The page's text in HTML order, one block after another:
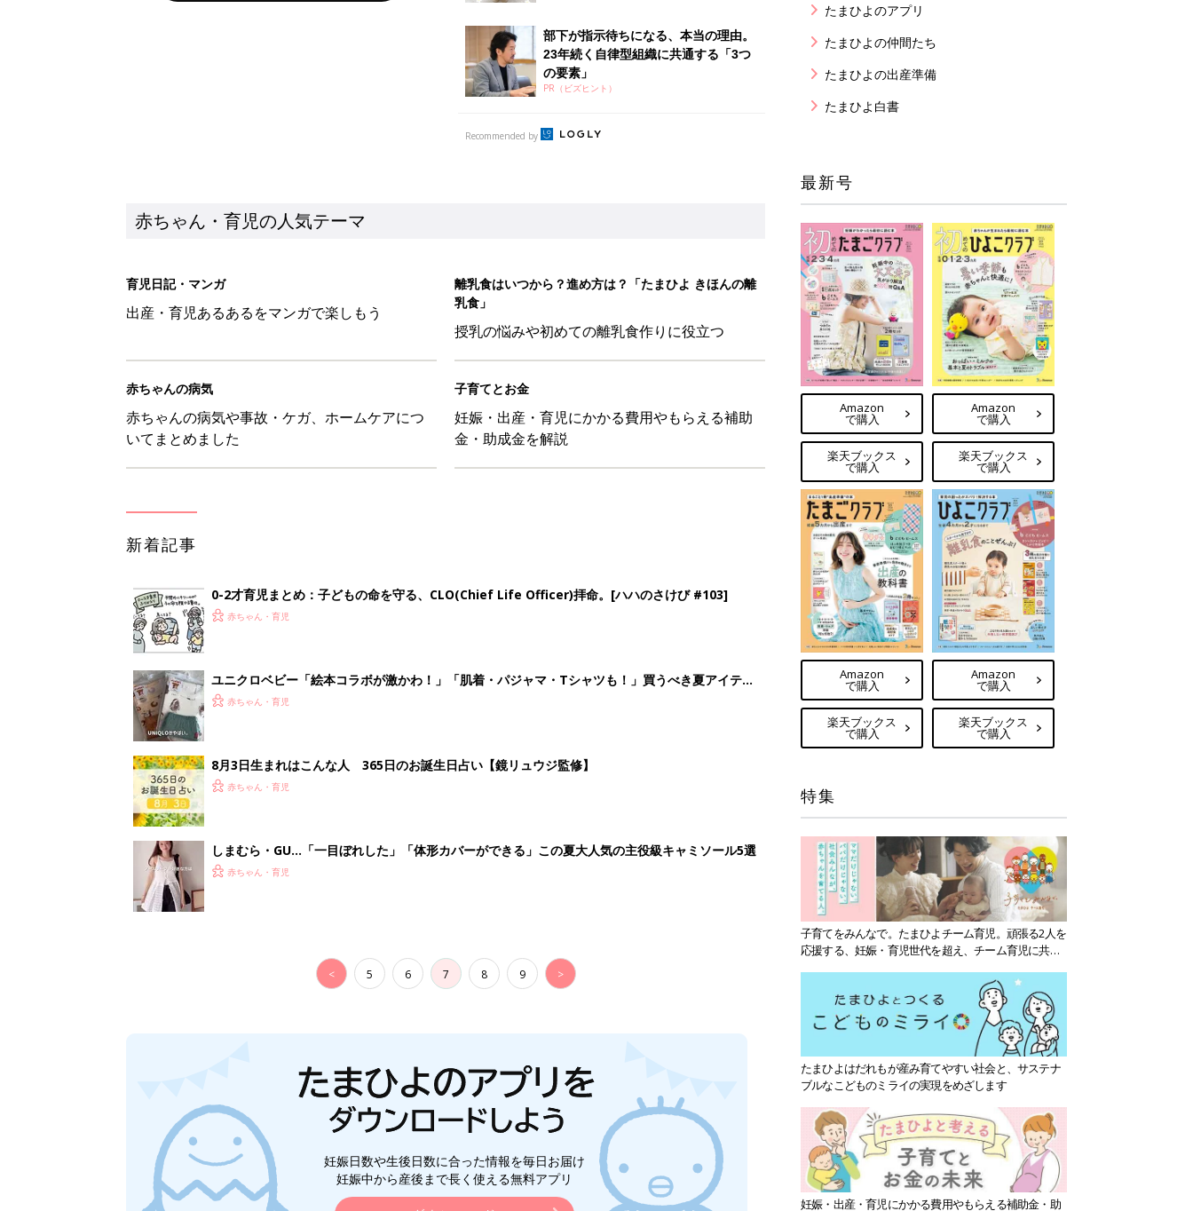
授乳の悩みや初めての離乳食作りに役立つ
子育てとお金
妊娠・出産・育児にかかる費用やもらえる補助
金・助成金を解説
0-2才育児まとめ：子どもの命を守る、CLO(Chief Life Officer)拝命。[ハハのさけび #103]
赤ちゃん・育児
ユニクロベビー「絵本コラボが激かわ！」「肌着・パジャマ・Tシャツも！」買うべき夏アイテム
赤ちゃん・育児
8月3日生まれはこんな人 365日のお誕生日占い【鏡リュウジ監修】
< 5 6 8 9 >
たまひよのアプリ
たまひよの仲間たち
たまひよの出産準備
たまひよ白書
最新号
Amazon
で購入
楽天ブックス
で購入
Amazon
で購入
楽天ブックス
で購入
Amazon
で購入
楽天ブックス
で購入
Amazon
で購入
楽天ブックス
で購入
特集
子育てをみんなで。たまひよチーム育児。頑張る2人を
応援する、妊娠・育児世代を超え、チーム育児に共感
たまひよはだれもが産み育てやすい社会と、サステナ
ブルなこどものミライの実現をめざします
妊娠・出産・育児にかかる費用やもらえる補助金・助